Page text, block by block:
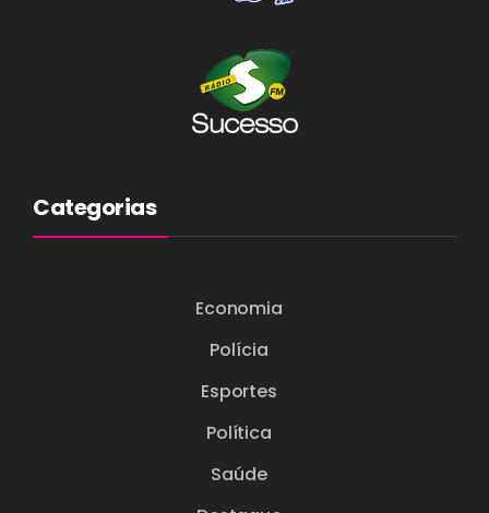
Categorias
Economia
Polícia
Esportes
Política
Saúde